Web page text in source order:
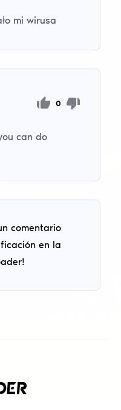
mi wirusa
0
can do
comentario
en la